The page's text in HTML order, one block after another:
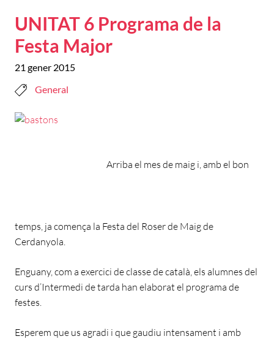
UNITAT 6 Programa de la
Festa Major
21 gener 2015
General
Arriba el mes de maig i, amb el bon
temps, ja comença la Festa del Roser de Maig de
Cerdanyola.
Enguany, com a exercici de classe de català, els alumnes del
curs d’Intermedi de tarda han elaborat el programa de
festes.
Esperem que us agradi i que gaudiu intensament i amb